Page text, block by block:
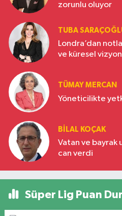
zorunlu oluyor
TUBA
Londra’dan
ve küresel
TÜMAY MERCAN
Yöneticilikte
BILAL KOÇAK
Vatan ve bayrak
can verdi
Süper Lig Puan